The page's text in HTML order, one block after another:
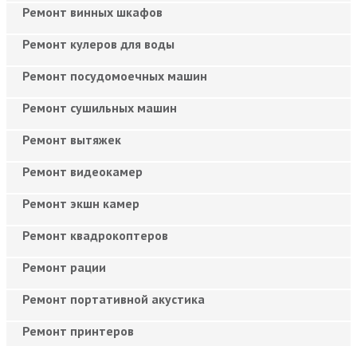
Ремонт винных шкафов
Ремонт кулеров для воды
Ремонт посудомоечных машин
Ремонт сушильных машин
Ремонт вытяжек
Ремонт видеокамер
Ремонт экшн камер
Ремонт квадрокоптеров
Ремонт рации
Ремонт портативной акустика
Ремонт принтеров